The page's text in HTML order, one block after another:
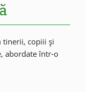
tinerii, copiii și
abordate într-o